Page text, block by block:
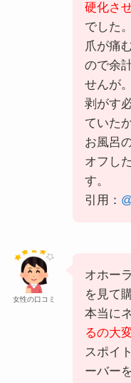
硬化さ
でした。
爪が痛
ので余
せんが。
剥がす
ていた
お風呂
オフし
す。
引用：
女性の口コミ
オホー
を見て
本当に
るの大
スポイ
ーバー